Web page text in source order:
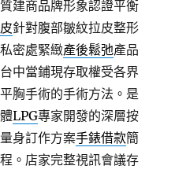
建商品牌形象認證平衡
針對腹部皺紋拉皮整形
密處緊緻產後鬆弛產品
中當鋪現存取權受各界
胸手術的手術方法。是
LPG專家開發的深層按
身訂作方案手錶借款簡
。店家完整視訊會議存